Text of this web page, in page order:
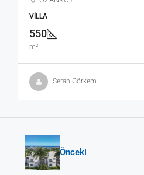
VILLA
550
m²
Seran Görkem
Önceki